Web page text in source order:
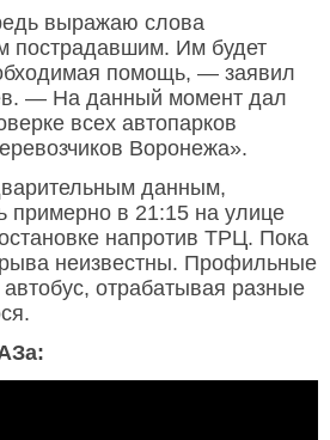
выражаю слова
пострадавшим. Им будет
помощь, — заявил
— На данный момент дал
всех автопарков
Воронежа».
данным,
примерно в 21:15 на улице
напротив ТРЦ. Пока
неизвестны. Профильные
отрабатывая разные